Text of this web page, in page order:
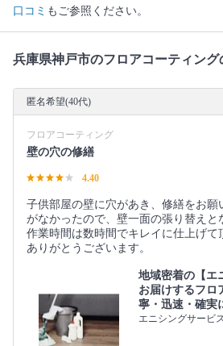
口コミ もご参照ください。
兵庫県神戸市のフロアコーティング
匿名希望(40代)
フロアコーティング
壁の穴の修繕
4.40
子供部屋の壁に穴があき、修繕をお願
がなかったので、壁一面の張り替えと
作業時間は数時間でキレイに仕上げて
ありがとうございます。
地域密着の【エ
お届けするフ
寧・迅速・確実
エニシングサービ